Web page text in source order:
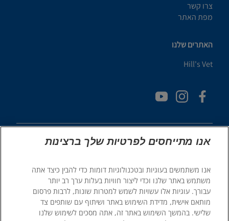
צרו קשר
מפת האתר
האתרים שלנו
Hill's Vet
© 2025 Hill's Pet Nutrition, Inc.
כֹּל הַזְכוּיוֹת שְׁמוּרוֹת.
כפי שמשתמשים בו כאן, מציין סטטוס של סימן מסחרי רשום בארה"ב
בלבד; סטטוס הרישום באזורים גיאוגרפיים אחרים עשוי להיות שונה.
השימוש שלך באתר זה כפוף לתנאים שלנו.
אנו מתייחסים לפרטיות שלך ברצינות
אנו משתמשים בעוגיות ובטכנולוגיות דומות כדי להבין כיצד אתה
משתמש באתר שלנו וכדי ליצור חוויות בעלות ערך רב יותר
עבורך. עוגיות אלו עשויות לשמש למטרות שונות, לרבות פרסום
מותאם אישית, מדידת השימוש באתר ושיתוף עם שותפים צד
שלישי. בהמשך השימוש באתר זה, אתה מסכים לשימוש שלנו